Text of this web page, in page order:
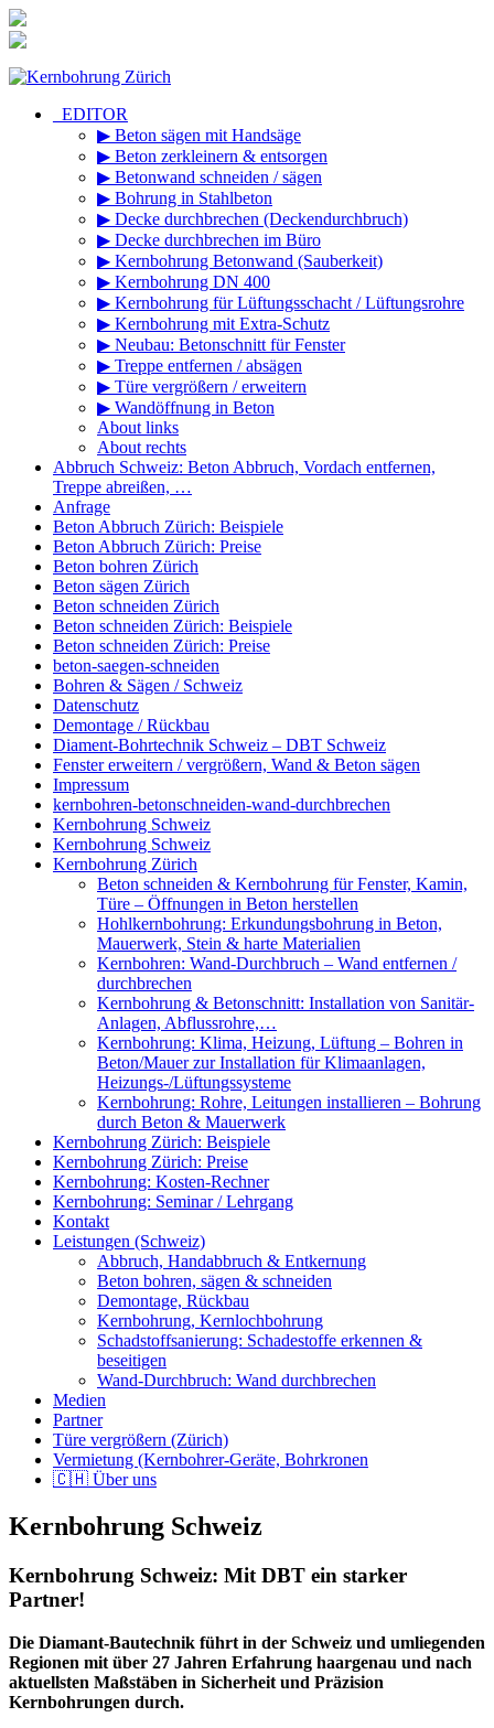
Inhalt
_EDITOR
▶ Beton sägen mit Handsäge
▶ Beton zerkleinern & entsorgen
▶ Betonwand schneiden / sägen
▶ Bohrung in Stahlbeton
▶ Decke durchbrechen (Deckendurchbruch)
▶ Decke durchbrechen im Büro
▶ Kernbohrung Betonwand (Sauberkeit)
▶ Kernbohrung DN 400
▶ Kernbohrung für Lüftungsschacht / Lüftungsrohre
▶ Kernbohrung mit Extra-Schutz
▶ Neubau: Betonschnitt für Fenster
▶ Treppe entfernen / absägen
▶ Türe vergrößern / erweitern
▶ Wandöffnung in Beton
About links
About rechts
Abbruch Schweiz: Beton Abbruch, Vordach entfernen,
Treppe abreißen, …
Anfrage
Beton Abbruch Zürich: Beispiele
Beton Abbruch Zürich: Preise
Beton bohren Zürich
Beton sägen Zürich
Beton schneiden Zürich
Beton schneiden Zürich: Beispiele
Beton schneiden Zürich: Preise
beton-saegen-schneiden
Bohren & Sägen / Schweiz
Datenschutz
Demontage / Rückbau
Diament-Bohrtechnik Schweiz – DBT Schweiz
Fenster erweitern / vergrößern, Wand & Beton sägen
Impressum
kernbohren-betonschneiden-wand-durchbrechen
Kernbohrung Schweiz
Kernbohrung Schweiz
Kernbohrung Zürich
Beton schneiden & Kernbohrung für Fenster, Kamin,
Türe – Öffnungen in Beton herstellen
Hohlkernbohrung: Erkundungsbohrung in Beton,
Mauerwerk, Stein & harte Materialien
Kernbohren: Wand-Durchbruch – Wand entfernen /
durchbrechen
Kernbohrung & Betonschnitt: Installation von Sanitär-
Anlagen, Abflussrohre,…
Kernbohrung: Klima, Heizung, Lüftung – Bohren in
Beton/Mauer zur Installation für Klimaanlagen,
Heizungs-/Lüftungssysteme
Kernbohrung: Rohre, Leitungen installieren – Bohrung
durch Beton & Mauerwerk
Kernbohrung Zürich: Beispiele
Kernbohrung Zürich: Preise
Kernbohrung: Kosten-Rechner
Kernbohrung: Seminar / Lehrgang
Kontakt
Leistungen (Schweiz)
Abbruch, Handabbruch & Entkernung
Beton bohren, sägen & schneiden
Demontage, Rückbau
Kernbohrung, Kernlochbohrung
Schadstoffsanierung: Schadestoffe erkennen &
beseitigen
Wand-Durchbruch: Wand durchbrechen
Medien
Partner
Türe vergrößern (Zürich)
Vermietung (Kernbohrer-Geräte, Bohrkronen
🇨🇭 Über uns
Kernbohrung Schweiz
Kernbohrung Schweiz: Mit DBT ein starker
Partner!
Die Diamant-Bautechnik führt in der Schweiz und umliegenden
Regionen mit über 27 Jahren Erfahrung haargenau und nach
aktuellsten Maßstäben in Sicherheit und Präzision
Kernbohrungen durch.